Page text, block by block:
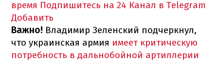
время Подпишитесь на 24 Канал в Telegram
Добавить
Важно! Владимир Зеленский подчеркнул,
что украинская армия имеет критическую
потребность в дальнобойной артиллерии